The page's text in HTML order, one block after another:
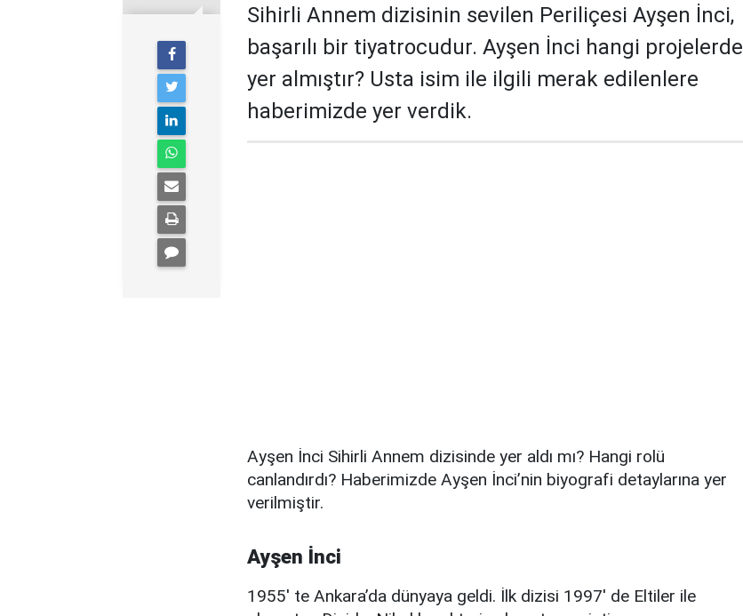
Sihirli Annem dizisinin sevilen Periliçesi Ayşen İnci,
başarılı bir tiyatrocudur. Ayşen İnci hangi projelerde
yer almıştır? Usta isim ile ilgili merak edilenlere
haberimizde yer verdik.
Ayşen İnci Sihirli Annem dizisinde yer aldı mı? Hangi rolü
canlandırdı? Haberimizde Ayşen İnci’nin biyografi detaylarına yer
verilmiştir.
Ayşen İnci
1955' te Ankara’da dünyaya geldi. İlk dizisi 1997' de Eltiler ile